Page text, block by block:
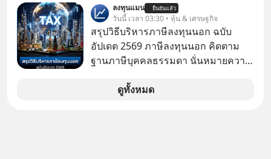
ป๊าผมเห็นโปสเตอร์หนังเรื่องนี้หลาย
เดือนก่อนและอยากดูมาก ด้วยเพราะว่า
อากงก็มาจากเมืองจีน ป๊าก็พูดแต้จิ๋วได้
มีเรื่องราวมีความผูกพันที่ได้ยินตั้งแต่
ลงทุนแมน ยืนยันแล้ว
วันนี้ เวลา 03:30 • หุ้น & เศรษฐกิจ
สรุปวิธีบริหารภาษีลงทุนนอก ฉบับ
อัปเดต 2569 ภาษีลงทุนนอก คิดตาม
ฐานภาษีบุคคลธรรมดา นั่นหมายความ
ดูทั้งหมด